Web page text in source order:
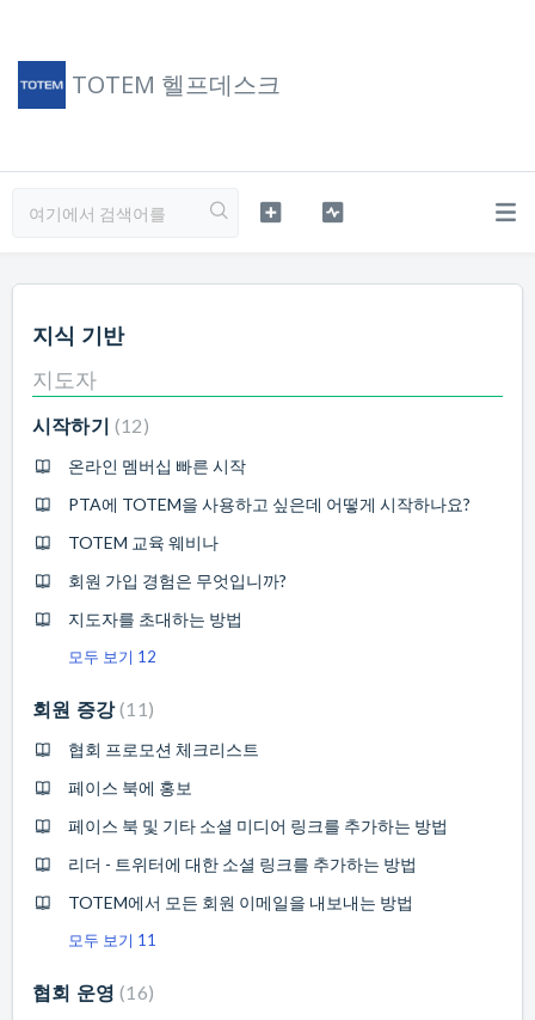
TOTEM 헬프데스크
지식 기반
지도자
시작하기 12
온라인 멤버십 빠른 시작
PTA에 TOTEM을 사용하고 싶은데 어떻게 시작하나요?
TOTEM 교육 웨비나
회원 가입 경험은 무엇입니까?
지도자를 초대하는 방법
모두 보기 12
회원 증강 11
협회 프로모션 체크리스트
페이스 북에 홍보
페이스 북 및 기타 소셜 미디어 링크를 추가하는 방법
리더 - 트위터에 대한 소셜 링크를 추가하는 방법
TOTEM에서 모든 회원 이메일을 내보내는 방법
모두 보기 11
협회 운영 16